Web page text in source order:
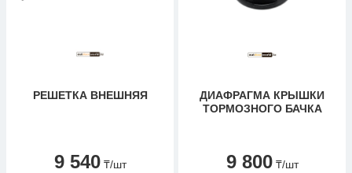
РЕШЕТКА ВНЕШНЯЯ
9 540 ₸/шт
ДИАФРАГМА КРЫШКИ
ТОРМОЗНОГО БАЧКА
9 800 ₸/шт